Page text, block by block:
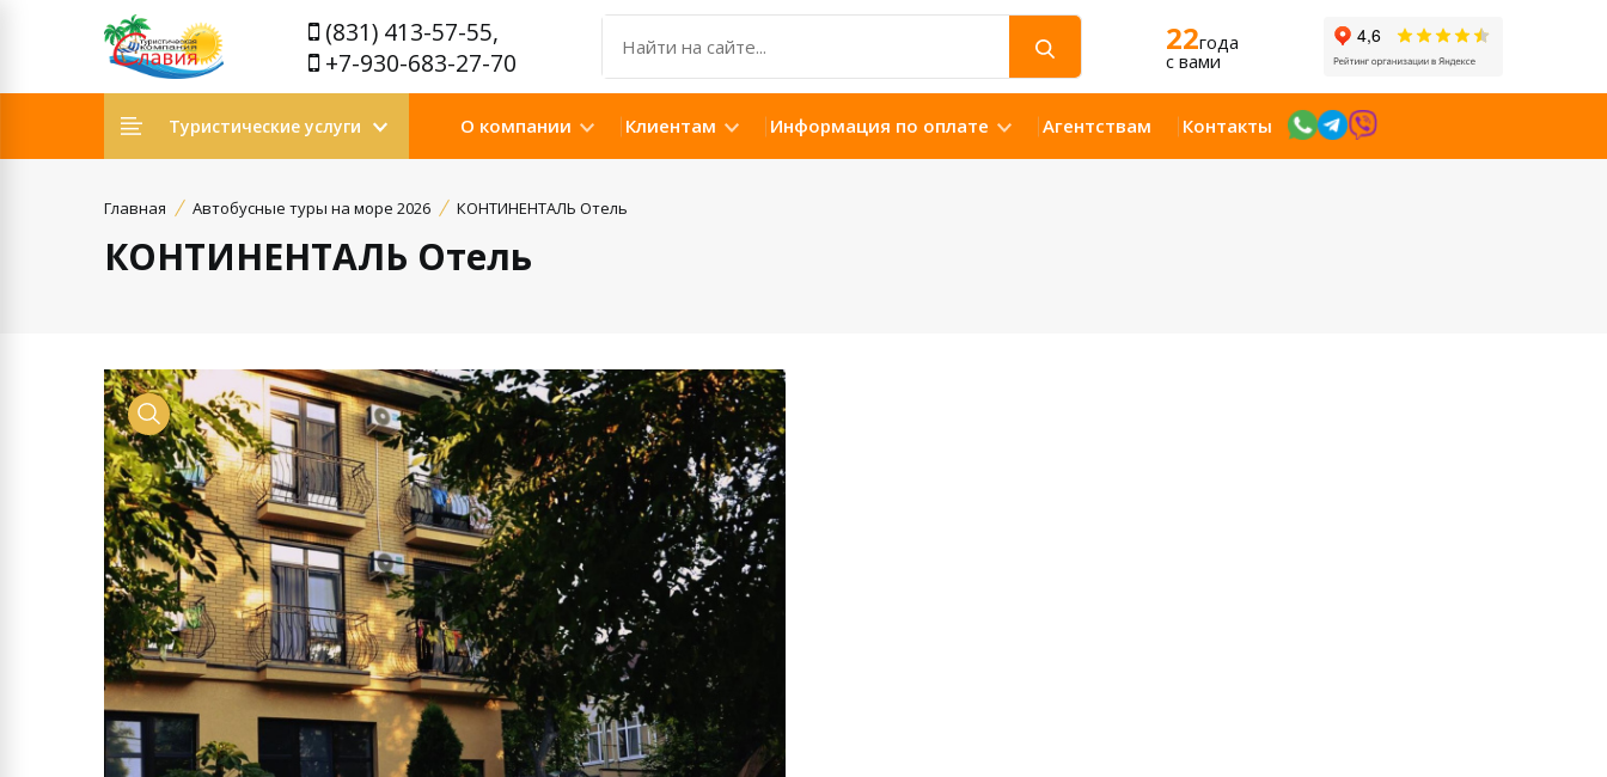
(831) 413-57-55,
+7-930-683-27-70
22года
c вами
Туристические услуги О компании Клиентам Информация по оплате Агентствам Контакты
Главная Автобусные туры на море 2026 КОНТИНЕНТАЛЬ Отель
КОНТИНЕНТАЛЬ Отель
Просмотр